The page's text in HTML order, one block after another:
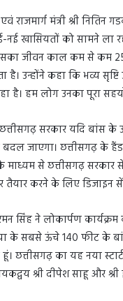
राजमार्ग मंत्री श्री
खासियतों को सामने ला
जीवन काल कम से कम 25
उन्होंने कहा कि भव्य
है। हम लोग उनका पूरा
सरकार यदि बांस
जाएगा। छत्तीसगढ़ के
माध्यम से छत्तीसगढ़
करने के लिए डिजाइन
सिंह ने लोकार्पण
के सबसे ऊंचे 140 फीट के
छत्तीसगढ़ का यह नया
श्री दीपेश साहू और